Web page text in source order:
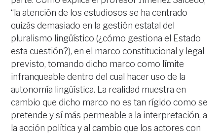
“la atención de los estudiosos se ha centrado
quizás demasiado en la gestión estatal del
pluralismo lingüístico (¿cómo gestiona el Estado
esta cuestión?), en el marco constitucional y legal
previsto, tomando dicho marco como límite
infranqueable dentro del cual hacer uso de la
autonomía lingüística. La realidad muestra en
cambio que dicho marco no es tan rígido como se
pretende y sí más permeable a la interpretación, a
la acción política y al cambio que los actores con